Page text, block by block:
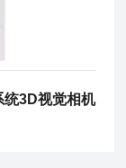
统3D视觉相机